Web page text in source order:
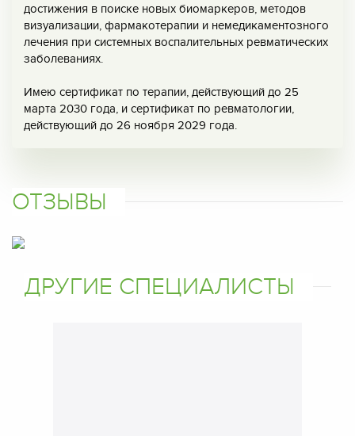
достижения в поиске новых биомаркеров, методов
визуализации, фармакотерапии и немедикаментозного
лечения при системных воспалительных ревматических
заболеваниях.
Имею сертификат по терапии, действующий до 25
марта 2030 года, и сертификат по ревматологии,
действующий до 26 ноября 2029 года.
ОТЗЫВЫ
ДРУГИЕ СПЕЦИАЛИСТЫ